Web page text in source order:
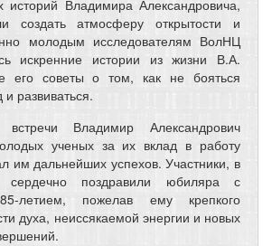
историй Владимира Александровича,
создать атмосферу открытости и
молодым исследователям ВолНЦ
искренние истории из жизни В.А.
его советы о том, как не бояться
и развиваться.
Владимир Александрович
ученых за их вклад в работу
им дальнейших успехов. Участники, в
сердечно поздравили юбиляра с
летием, пожелав ему крепкого
духа, неиссякаемой энергии и новых